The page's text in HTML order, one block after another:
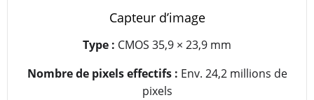
Capteur d’image
Type : CMOS 35,9 × 23,9 mm
Nombre de pixels effectifs : Env. 24,2 millions de
pixels